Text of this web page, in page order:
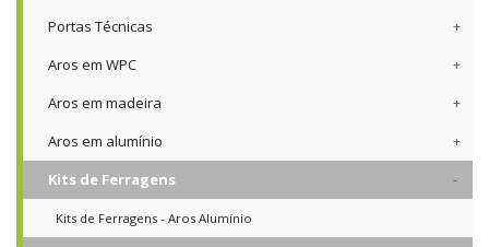
Portas Técnicas
Aros em WPC
Aros em madeira
Aros em alumínio
Kits de Ferragens
Kits de Ferragens - Aros Alumínio